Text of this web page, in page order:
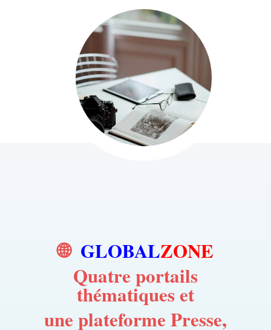
🌐 GLOBALZONE
Quatre portails
thématiques et
une plateforme Presse,